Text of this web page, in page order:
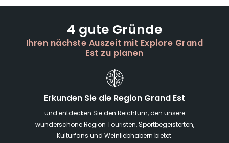
4 gute Gründe
Ihren nächste Auszeit mit Explore Grand
Est zu planen
Erkunden Sie die Region Grand Est
und entdecken Sie den Reichtum, den unsere
wunderschöne Region Touristen, Sportbegeisterten,
Kulturfans und Weinliebhabern bietet.